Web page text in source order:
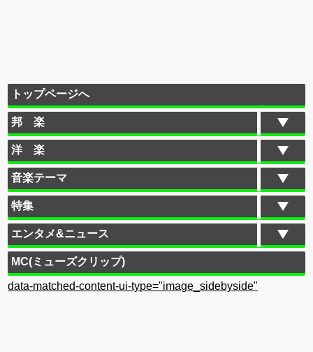
トップページへ
邦 楽
洋 楽
音楽テーマ
特集
エンタメ&ニュース
MC(ミューズクリップ)
data-matched-content-ui-type="image_sidebyside"